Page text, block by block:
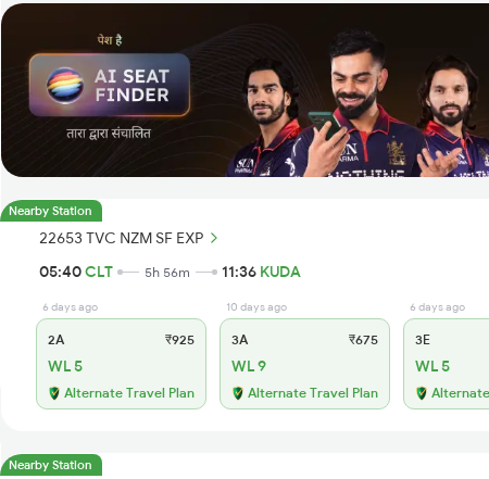
Nearby Station
22653 TVC NZM SF EXP
05:40CLT 5h 56m 11:36 KUDA
6 days ago
2A ₹925
WL 5
Alternate Travel Plan
10 days ago
3A ₹675
WL 9
Alternate Travel Plan
6 days ago
3E
WL 5
Nearby Station